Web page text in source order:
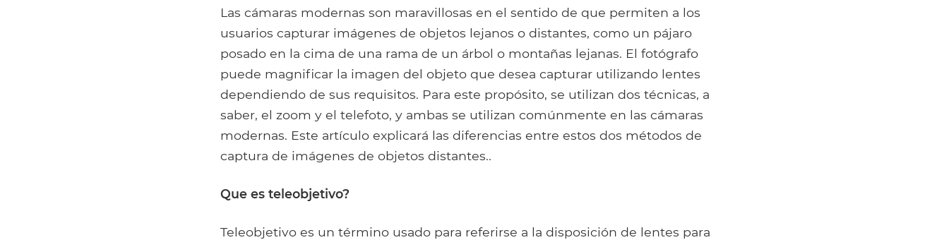
Las cámaras modernas son maravillosas en el sentido de que permiten a los
usuarios capturar imágenes de objetos lejanos o distantes, como un pájaro
posado en la cima de una rama de un árbol o montañas lejanas. El fotógrafo
puede magnificar la imagen del objeto que desea capturar utilizando lentes
dependiendo de sus requisitos. Para este propósito, se utilizan dos técnicas, a
saber, el zoom y el telefoto, y ambas se utilizan comúnmente en las cámaras
modernas. Este artículo explicará las diferencias entre estos dos métodos de
captura de imágenes de objetos distantes..
Que es teleobjetivo?
Teleobjetivo es un término usado para referirse a la disposición de lentes para